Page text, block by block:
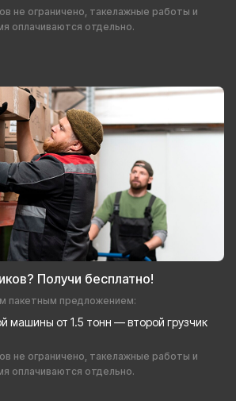
не ограничено, такелажные работы и
оплачиваются отдельно.
Получи бесплатно!
пакетным предложением:
машины от 1.5 тонн — второй грузчик
не ограничено, такелажные работы и
оплачиваются отдельно.